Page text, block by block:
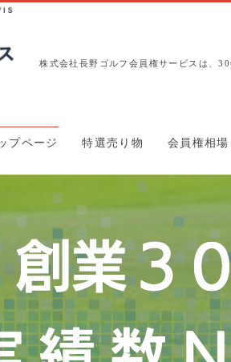
株式会社長野ゴルフ会員権サービスは、
プページ 特選売り物 会員権相場